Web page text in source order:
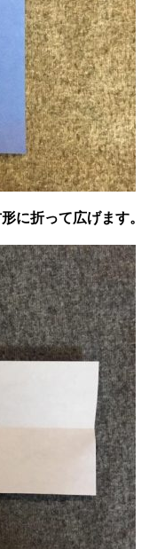
に折って広げます。